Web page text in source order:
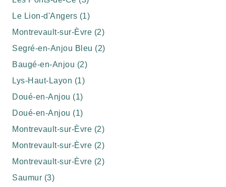
Le Lion-d'Angers (1)
Montrevault-sur-Èvre (2)
Segré-en-Anjou Bleu (2)
Baugé-en-Anjou (2)
Lys-Haut-Layon (1)
Doué-en-Anjou (1)
Doué-en-Anjou (1)
Montrevault-sur-Èvre (2)
Montrevault-sur-Èvre (2)
Montrevault-sur-Èvre (2)
Saumur (3)